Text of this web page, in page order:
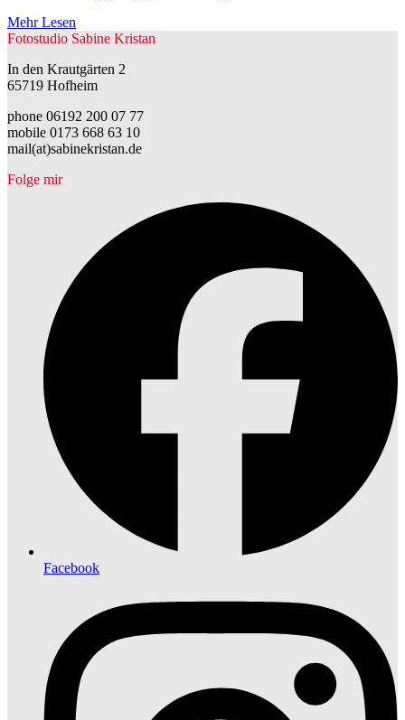
Mehr Lesen
Fotostudio Sabine Kristan
In den Krautgärten 2
65719 Hofheim
phone 06192 200 07 77
mobile 0173 668 63 10
mail(at)sabinekristan.de
Folge mir
Facebook